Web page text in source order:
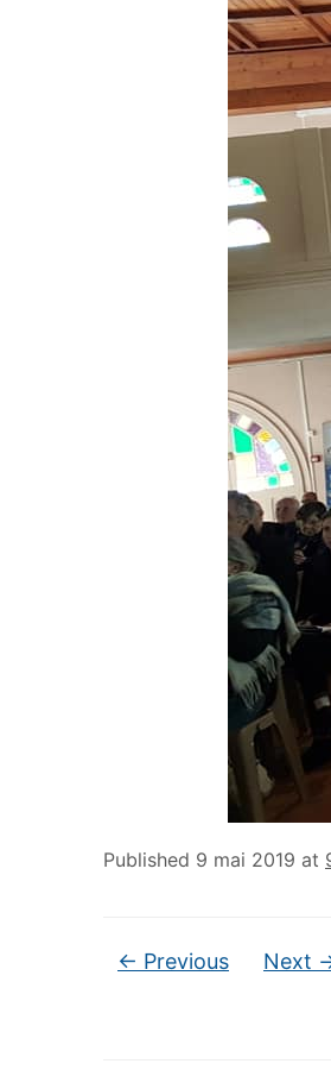
Published 9 mai 2019 at
← Previous Next